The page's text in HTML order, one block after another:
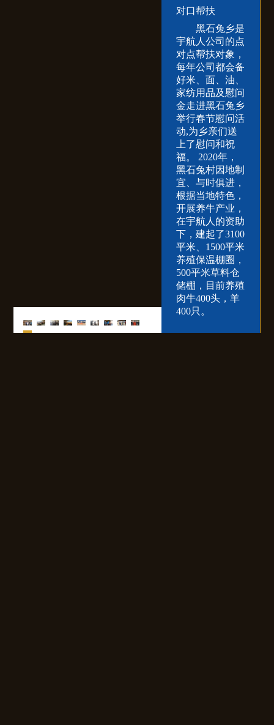
对口帮扶
黑石兔乡是
宇航人公司的点
对点帮扶对象，
每年公司都会备
好米、面、油、
家纺用品及慰问
金走进黑石兔乡
举行春节慰问活
动,为乡亲们送
上了慰问和祝
福。 2020年，
黑石兔村因地制
宜、与时俱进，
根据当地特色，
开展养牛产业，
在宇航人的资助
下，建起了3100
平米、1500平米
养殖保温棚圈，
500平米草料仓
储棚，目前养殖
肉牛400头，羊
400只。